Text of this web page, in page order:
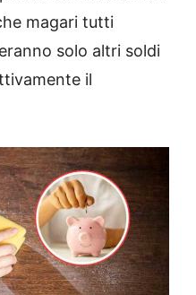
magari tutti
solo altri soldi
il